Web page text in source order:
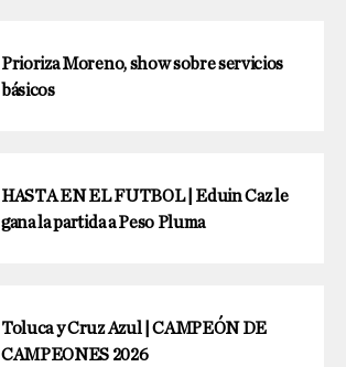
Prioriza Moreno, show sobre servicios
básicos
HASTA EN EL FUTBOL | Eduin Caz le
gana la partida a Peso Pluma
Toluca y Cruz Azul | CAMPEÓN DE
CAMPEONES 2026